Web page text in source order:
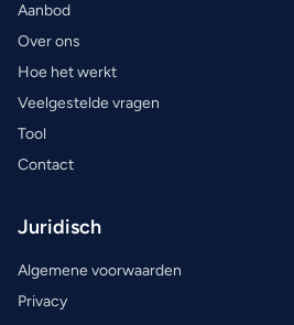
Aanbod
Over ons
Hoe het werkt
Veelgestelde vragen
Tool
Contact
Juridisch
Algemene voorwaarden
Privacy